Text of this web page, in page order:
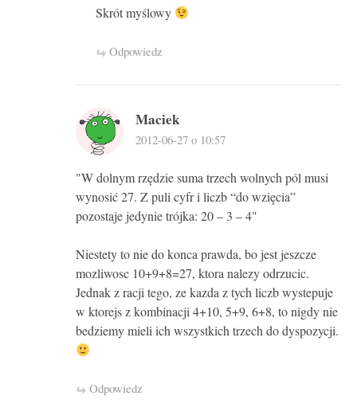
Skrót myślowy
Odpowiedz
Maciek
2012-06-27 o 10:57
"W dolnym rzędzie suma trzech wolnych pól musi
wynosić 27. Z puli cyfr i liczb “do wzięcia”
pozostaje jedynie trójka: 20 – 3 – 4"
Niestety to nie do konca prawda, bo jest jeszcze
mozliwosc 10+9+8=27, ktora nalezy odrzucic.
Jednak z racji tego, ze kazda z tych liczb wystepuje
w ktorejs z kombinacji 4+10, 5+9, 6+8, to nigdy nie
bedziemy mieli ich wszystkich trzech do dyspozycji.
Odpowiedz